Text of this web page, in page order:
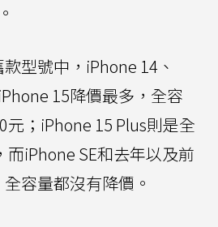
型號中，iPhone 14、
15降價最多，全容
元；iPhone 15 Plus則是全
iPhone SE和去年以及前
容量都沒有降價。